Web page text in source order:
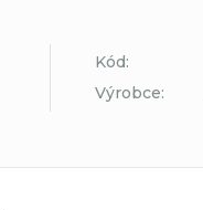
Kód:
Výrobce: